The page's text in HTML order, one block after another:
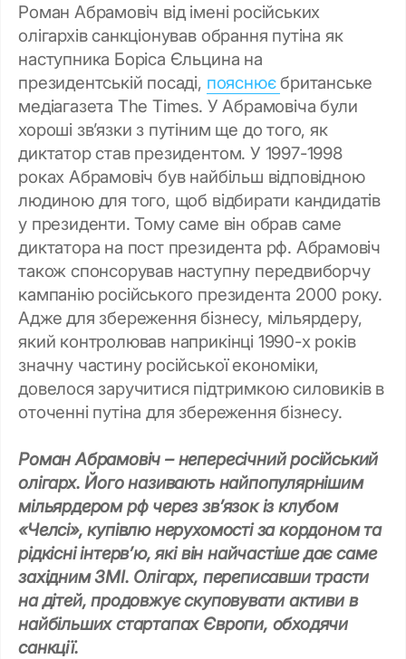
Роман Абрамовіч від імені російських
олігархів санкціонував обрання путіна як
наступника Боріса Єльцина на
президентській посаді, пояснюєбританське
медіагазета The Times. У Абрамовіча були
хороші зв’язки з путіним ще до того, як
диктатор став президентом. У 1997-1998
роках Абрамовіч був найбільш відповідною
людиною для того, щоб відбирати кандидатів
у президенти. Тому саме він обрав саме
диктатора на пост президента рф. Абрамовіч
також спонсорував наступну передвиборчу
кампанію російського президента 2000 року.
Адже для збереження бізнесу, мільярдеру,
який контролював наприкінці 1990-х років
значну частину російської економіки,
довелося заручитися підтримкою силовиків в
оточенні путіна для збереження бізнесу.
Роман Абрамовіч – непересічний російський
олігарх. Його називають найпопулярнішим
мільярдером рф через зв’язок із клубом
«Челсі», купівлю нерухомості за кордоном та
рідкісні інтерв’ю, які він найчастіше дає саме
західним ЗМІ. Олігарх, переписавши трасти
на дітей, продовжує скуповувати активи в
найбільших стартапах Європи, обходячи
санкції.